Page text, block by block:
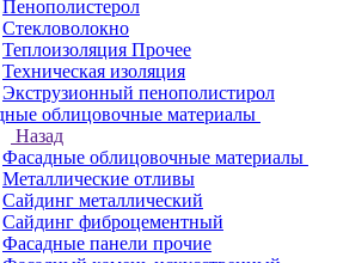
Пенополистерол
Стекловолокно
Теплоизоляция Прочее
Техническая изоляция
Экструзионный пенополистирол
облицовочные материалы
Назад
Фасадные облицовочные материалы
Металлические отливы
Сайдинг металлический
Сайдинг фиброцементный
Фасадные панели прочие